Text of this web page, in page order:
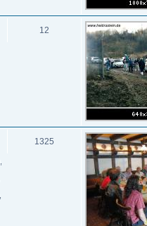
12
1325